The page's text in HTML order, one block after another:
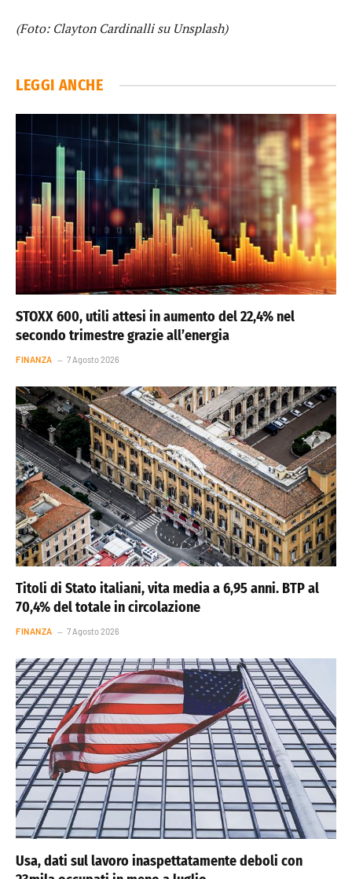
(Foto: Clayton Cardinalli su Unsplash)
LEGGI ANCHE
STOXX 600, utili attesi in aumento del 22,4% nel
secondo trimestre grazie all’energia
FINANZA 7 Agosto 2026
Titoli di Stato italiani, vita media a 6,95 anni. BTP al
70,4% del totale in circolazione
FINANZA 7 Agosto 2026
Usa, dati sul lavoro inaspettatamente deboli con